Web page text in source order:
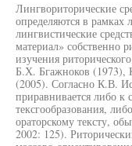
Лингвориторические
определяются в рамках
лингвистические
материал» собственно
изучения
Б.Х. Бгажноков (1973),
(2005). Согласно К.В.
приравнивается либо к
тексгообразования,
ораторскому тексту,
2002: 125).